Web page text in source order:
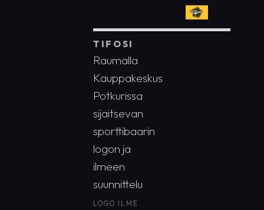
TIFOSI
Raumalla
Kauppakeskus
Potkurissa
sijaitsevan
sporttibaarin
logon ja
ilmeen
suunnittelu
LOGO ILME